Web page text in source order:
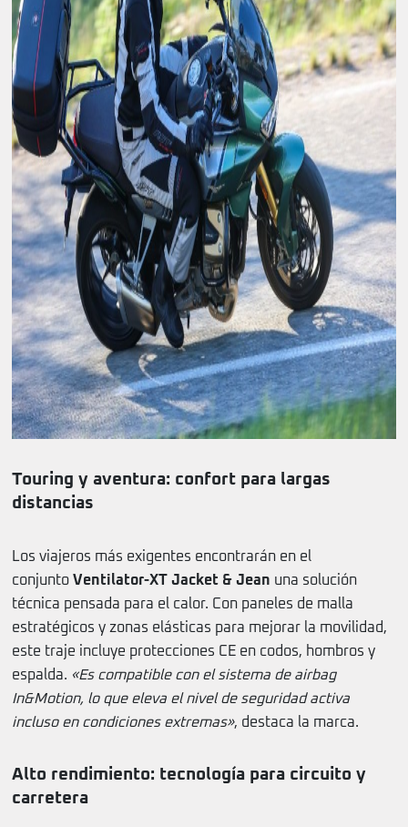
Touring y aventura: confort para largas
distancias
Los viajeros más exigentes encontrarán en el
conjunto Ventilator-XT Jacket & Jean una solución
técnica pensada para el calor. Con paneles de malla
estratégicos y zonas elásticas para mejorar la movilidad,
este traje incluye protecciones CE en codos, hombros y
espalda. «Es compatible con el sistema de airbag
In&Motion, lo que eleva el nivel de seguridad activa
incluso en condiciones extremas», destaca la marca.
Alto rendimiento: tecnología para circuito y
carretera